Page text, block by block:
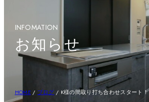
INFOMATION
お知らせ
HOME/ ブログ / K様の間取り打ち合わせスタート！